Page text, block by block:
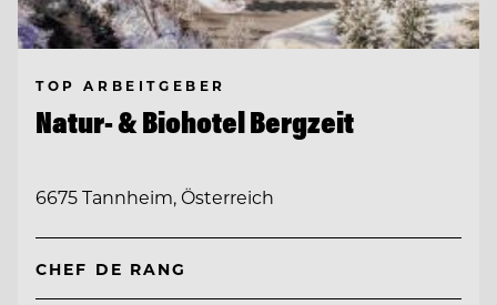
TOP ARBEITGEBER
Natur- & Biohotel Bergzeit
6675 Tannheim, Österreich
CHEF DE RANG